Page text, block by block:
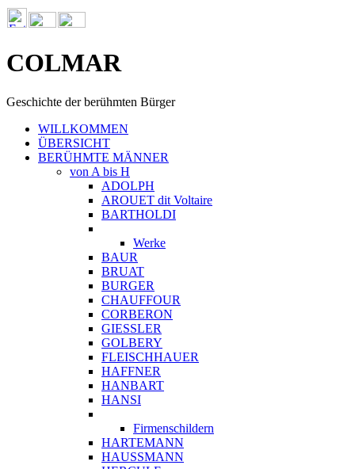
COLMAR
Geschichte der berühmten Bürger
WILLKOMMEN
ÜBERSICHT
BERÜHMTE MÄNNER
von A bis H
ADOLPH
AROUET dit Voltaire
BARTHOLDI
Werke
BAUR
BRUAT
BURGER
CHAUFFOUR
CORBERON
GIESSLER
GOLBERY
FLEISCHHAUER
HAFFNER
HANBART
HANSI
Firmenschildern
HARTEMANN
HAUSSMANN